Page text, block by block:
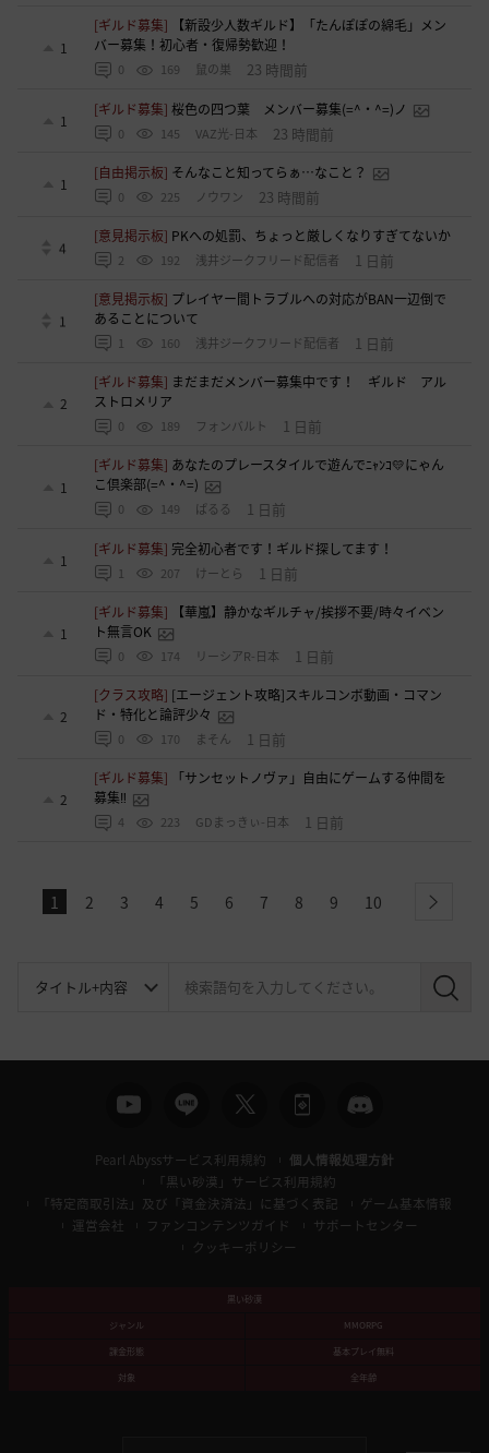
1
[ギルド募集]
【新設少人数ギルド】「たんぽぽの綿毛」メン
バー募集！初心者・復帰勢歓迎！
0 169 鼠の巣 23 時間前
1
[ギルド募集]桜色の四つ葉 メンバー募集(=^・^=)ノ
0 145 VAZ光-日本 23 時間前
1
[自由掲示板] そんなこと知ってらぁ…なこと？
0 225 ノウワン 23 時間前
4
[意見掲示板] PKへの処罰、ちょっと厳しくなりすぎてないか
2 192 浅井ジークフリード配信者 1 日前
1
[意見掲示板] プレイヤー間トラブルへの対応がBAN一辺倒で
あることについて
1 160 浅井ジークフリード配信者 1 日前
2
[ギルド募集] まだまだメンバー募集中です！ ギルド アル
ストロメリア
0 189 フォンバルト 1 日前
1
[ギルド募集] あなたのプレースタイルで遊んでﾆｬﾝｺ💛にゃん
こ倶楽部(=^・^=)
0 149 ぱるる 1 日前
1
[ギルド募集] 完全初心者です！ギルド探してます！
1 207 けーとら 1 日前
1
[ギルド募集]
【華嵐】静かなギルチャ/挨拶不要/時々イベン
ト無言OK
0 174 リーシアR-日本 1 日前
2
[クラス攻略] [エージェント攻略]スキルコンボ動画・コマン
ド・特化と論評少々
0 170 まそん 1 日前
2
[ギルド募集]
「サンセットノヴァ」自由にゲームする仲間を
募集‼️
4 223 GDまっきぃ-日本 1 日前
1 2 3 4 5 6 7 8 9 10 next
検
Pearl Abyssサービス利用規約
個人情報処理方針
「黒い砂漠」サービス利用規約
「特定商取引法」及び「資金決済法」に基づく表記
ゲーム基本情報
運営会社
ファンコンテンツガイド
サポートセンター
クッキーポリシー
黒い砂漠
ジャンル
MMORPG
課金形態
基本プレイ無料
対象
全年齢